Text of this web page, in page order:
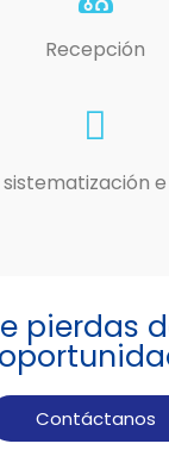
Recepción
sistematización
pierdas
Contáctanos